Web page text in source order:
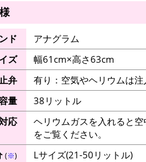
ド
アナグラム
ズ
幅61cm×高さ63cm
弁
有り：空気やヘリウムは注
量
38リットル
応
ヘリウムガスを入れると
をご覧ください。
(※)
Lサイズ(21-50リットル)